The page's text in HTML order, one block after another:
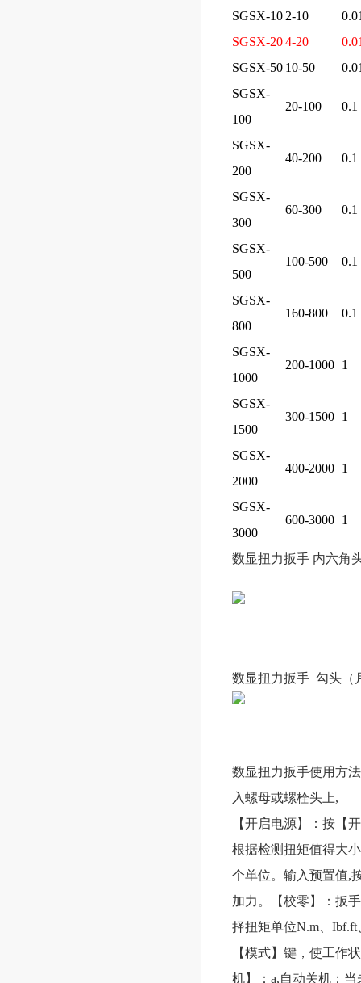
SGSX-10 2-10
SGSX-204-20
SGSX-50 10-50
SGSX-
100
20-100 0.1
SGSX-
200
40-200 0.1
SGSX-
300
60-300 0.1
SGSX-
500
100-500 0.1
SGSX-
800
160-800 0.1
SGSX-
1000
200-1000 1
SGSX-
1500
300-1500 1
SGSX-
2000
400-2000 1
SGSX-
3000
600-3000 1
数显扭力扳手 内六角
数显扭力扳手 勾头（
数显扭力扳手使用方
入螺母或螺栓头上,
【开启电源】：按【
根据检测扭矩值得大
个单位。输入预置值,
加力。【校零】：扳
择扭矩单位N.m、
【模式】键，使工作
机】：a,自动关机：